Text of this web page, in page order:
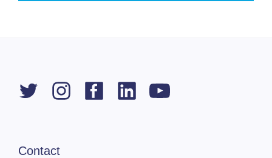
Contact